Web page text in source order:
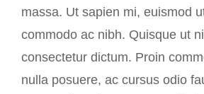
massa. Ut sapien mi, euismod
commodo ac nibh. Quisque ut
consectetur dictum. Proin
nulla posuere, ac cursus odio